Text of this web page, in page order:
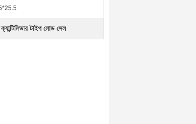
টাইপ লোড সেল